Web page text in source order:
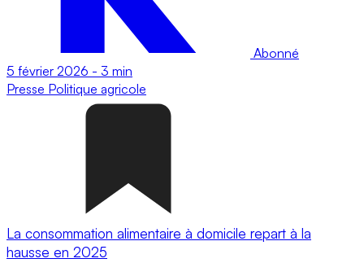
Abonné
5 février 2026 - 3 min
Presse Politique agricole
La consommation alimentaire à domicile repart à la
hausse en 2025